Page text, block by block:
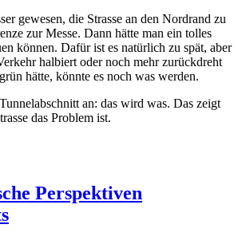
gewesen, die Strasse an den Nordrand zu
zur Messe. Dann hätte man ein tolles
können. Dafür ist es natürlich zu spät, aber
halbiert oder noch mehr zurückdreht
hätte, könnte es noch was werden.
an: das wird was. Das zeigt
das Problem ist.
Perspektiven